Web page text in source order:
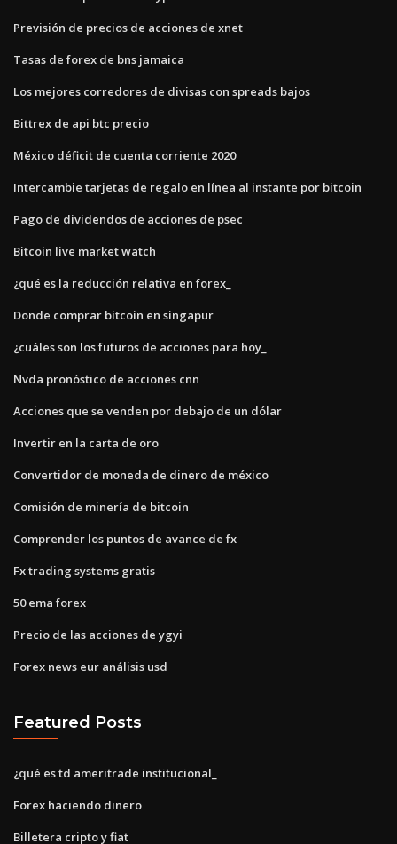
Previsión de precios de acciones de xnet
Tasas de forex de bns jamaica
Los mejores corredores de divisas con spreads bajos
Bittrex de api btc precio
México déficit de cuenta corriente 2020
Intercambie tarjetas de regalo en línea al instante por bitcoin
Pago de dividendos de acciones de psec
Bitcoin live market watch
¿qué es la reducción relativa en forex_
Donde comprar bitcoin en singapur
¿cuáles son los futuros de acciones para hoy_
Nvda pronóstico de acciones cnn
Acciones que se venden por debajo de un dólar
Invertir en la carta de oro
Convertidor de moneda de dinero de méxico
Comisión de minería de bitcoin
Comprender los puntos de avance de fx
Fx trading systems gratis
50 ema forex
Precio de las acciones de ygyi
Forex news eur análisis usd
Featured Posts
¿qué es td ameritrade institucional_
Forex haciendo dinero
Billetera cripto y fiat